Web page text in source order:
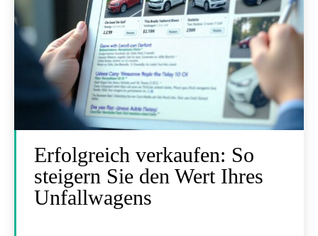
Erfolgreich verkaufen: So
steigern Sie den Wert Ihres
Unfallwagens